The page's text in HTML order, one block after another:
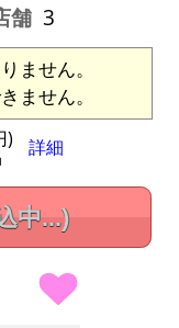
舗 3
ません。
ません。
) 詳細
中...)